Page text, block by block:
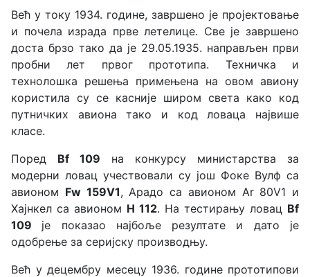
Већ у току 1934. године, завршено је пројектовање
и почела израда прве летелице. Све је завршено
доста брзо тако да је 29.05.1935. направљен први
пробни лет првог прототипа. Техничка и
технолошка решења примењена на овом авиону
користила су се касније широм света како код
путничких авиона тако и код ловаца највише
класе.
Поред Bf 109 на конкурсу министарства за
модерни ловац учествовали су још Фоке Вулф са
авионом Fw 159V1, Арадо са авионом Ar 80V1 и
Хајнкел са авионом H 112. На тестирању ловац Bf
109 је показао најбоље резултате и дато је
одобрење за серијску производњу.
Већ у децембру месецу 1936. године прототипови